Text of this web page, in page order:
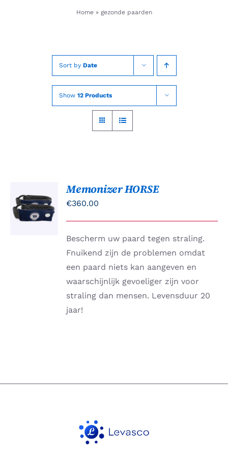
Home» gezonde paarden
Sort by Date
Show 12 Products
AAN
WINKELWAGEN
/
Memonizer HORSE
€360.00
Bescherm uw paard tegen straling.
Fnuikend zijn de problemen omdat
een paard niets kan aangeven en
waarschijnlijk gevoeliger zijn voor
straling dan mensen. Levensduur 20
jaar!